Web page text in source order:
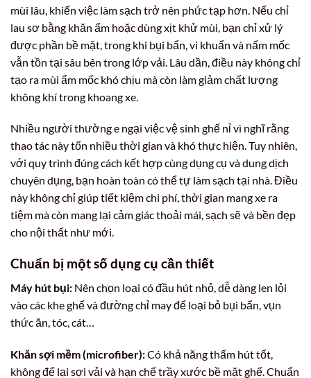
mùi lâu, khiến việc làm sạch trở nên phức tạp hơn. Nếu chỉ
lau sơ bằng khăn ẩm hoặc dùng xịt khử mùi, bạn chỉ xử lý
được phần bề mặt, trong khi bụi bẩn, vi khuẩn và nấm mốc
vẫn tồn tại sâu bên trong lớp vải. Lâu dần, điều này không chỉ
tạo ra mùi ẩm mốc khó chịu mà còn làm giảm chất lượng
không khí trong khoang xe.
Nhiều người thường e ngại việc vệ sinh ghế nỉ vì nghĩ rằng
thao tác này tốn nhiều thời gian và khó thực hiện. Tuy nhiên,
với quy trình đúng cách kết hợp cùng dụng cụ và dung dịch
chuyên dụng, bạn hoàn toàn có thể tự làm sạch tại nhà. Điều
này không chỉ giúp tiết kiệm chi phí, thời gian mang xe ra
tiệm mà còn mang lại cảm giác thoải mái, sạch sẽ và bền đẹp
cho nội thất như mới.
Chuẩn bị một số dụng cụ cần thiết
Máy hút bụi: Nên chọn loại có đầu hút nhỏ, dễ dàng len lỏi
vào các khe ghế và đường chỉ may để loại bỏ bụi bẩn, vụn
thức ăn, tóc, cát…
Khăn sợi mềm (microfiber):Có khả năng thấm hút tốt,
không để lại sợi vải và hạn chế trầy xước bề mặt ghế. Chuẩn